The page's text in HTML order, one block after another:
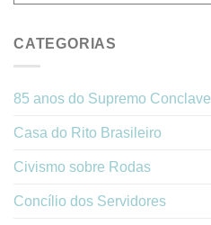
CATEGORIAS
85 anos do Supremo Conclave
Casa do Rito Brasileiro
Civismo sobre Rodas
Concílio dos Servidores